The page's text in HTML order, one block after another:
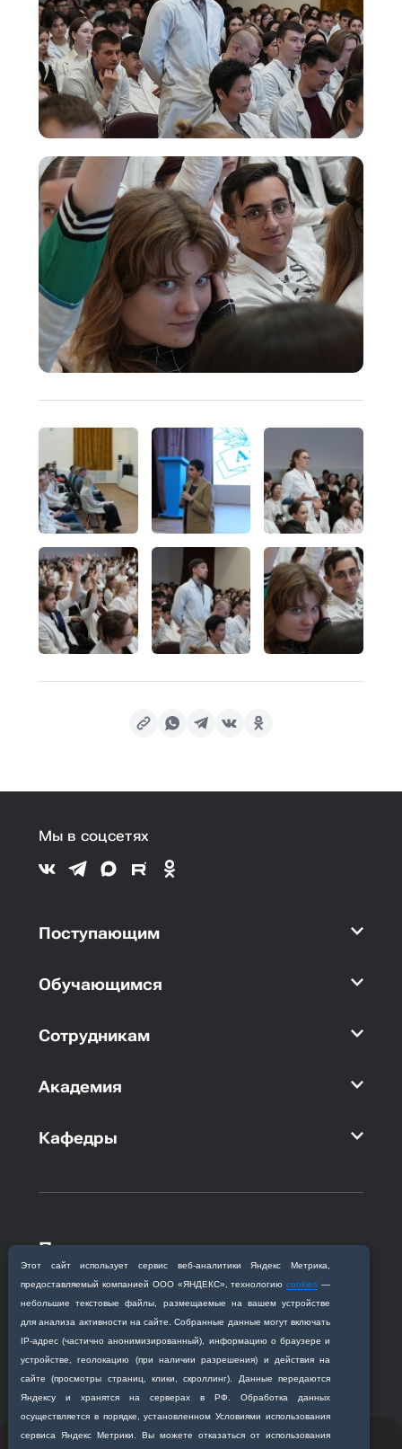
Этот сайт использует сервис веб‑аналитики Яндекс Метрика,
предоставляемый компанией ООО «ЯНДЕКС», технологиюcookies —
небольшие текстовые файлы, размещаемые на вашем устройстве
для анализа активности на сайте. Собранные данные могут включать
IP‑адрес (частично анонимизированный), информацию о браузере и
устройстве, геолокацию (при наличии разрешения) и действия на
сайте (просмотры страниц, клики, скроллинг). Данные передаются
Яндексу и хранятся на серверах в РФ. Обработка данных
осуществляется в порядке, установленном Условиями использования
сервиса Яндекс Метрики. Вы можете отказаться от использования
Мы в соцсетях
Поступающим
Обучающимся
Сотрудникам
Академия
Кафедры
Приемная комиссия
Благовещенск, ул. Горького, 95
+7 (4162) 319‒016
abitur@amursma.su
Сведения об образовательной
организации